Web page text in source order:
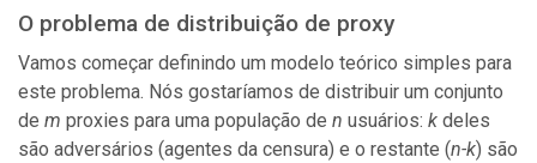
O problema de distribuição de proxy
Vamos começar definindo um modelo teórico simples para
este problema. Nós gostaríamos de distribuir um conjunto
de m proxies para uma população de n usuários: k deles
são adversários (agentes da censura) e o restante (n-k) são